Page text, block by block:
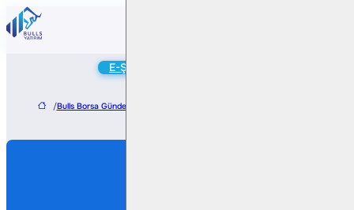
E-Şube
/Bulls Borsa Gündem